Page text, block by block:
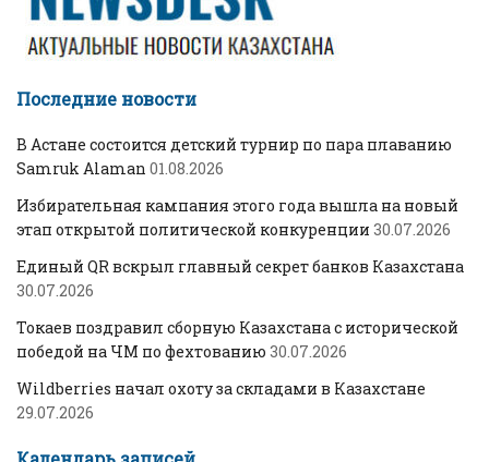
Последние новости
В Астане состоится детский турнир по пара плаванию
Samruk Alaman 01.08.2026
Избирательная кампания этого года вышла на новый
этап открытой политической конкуренции 30.07.2026
Единый QR вскрыл главный секрет банков Казахстана
30.07.2026
Токаев поздравил сборную Казахстана с исторической
победой на ЧМ по фехтованию 30.07.2026
Wildberries начал охоту за складами в Казахстане
29.07.2026